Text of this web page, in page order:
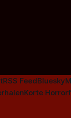
RSS FeedBluesky
Korte